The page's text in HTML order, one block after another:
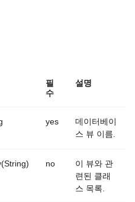
필
수
설명
yes
데이터베이
스 뷰 이름.
no
이 뷰와 관
련된 클래
스 목록.